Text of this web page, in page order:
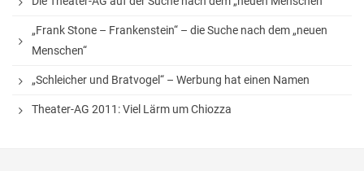
Methodentraining
Wettbewerbe
Informatik
„Frank Stone – Frankenstein“ – die Suche nach dem „neuen
Menschen“
„Schleicher und Bratvogel“ – Werbung hat einen Namen
Theater-AG 2011: Viel Lärm um Chiozza